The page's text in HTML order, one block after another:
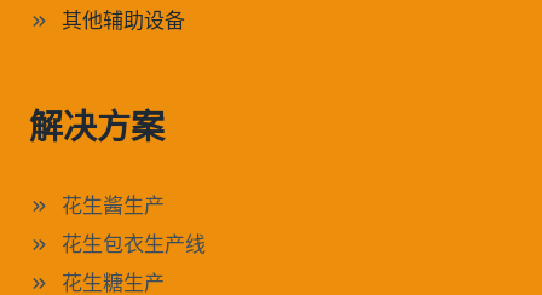
其他辅助设备
解决方案
花生酱生产
花生包衣生产线
花生糖生产